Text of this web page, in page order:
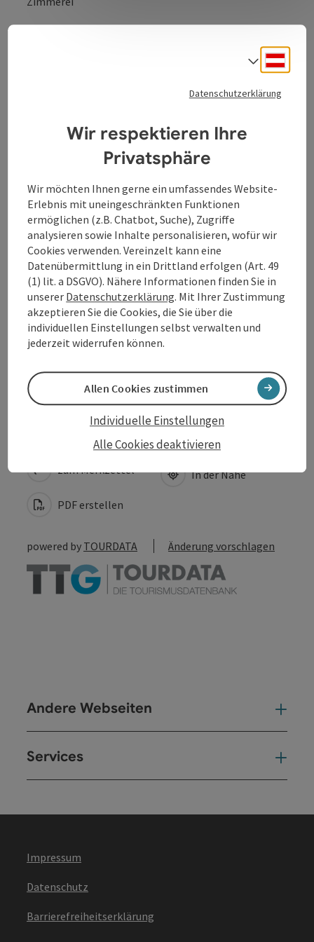
Öffnungszeiten
Ausstattung
Preise
Eignung
Barrierefreiheit
zum Merkzettel
PDF erstellen
Beitrag drucken
In der Nähe
powered by TOURDATA Änderung vorschlagen
Andere Webseiten
Services
Impressum
Datenschutz
Barrierefreiheitserklärung
Datenschutzerklärung
Wir respektieren Ihre
Privatsphäre
Wir möchten Ihnen gerne ein umfassendes Website-
Erlebnis mit uneingeschränkten Funktionen
ermöglichen (z.B. Chatbot, Suche), Zugriffe
analysieren sowie Inhalte personalisieren, wofür wir
Cookies verwenden. Vereinzelt kann eine
Datenübermittlung in ein Drittland erfolgen (Art. 49
(1) lit. a DSGVO). Nähere Informationen finden Sie in
unserer Datenschutzerklärung. Mit Ihrer Zustimmung
akzeptieren Sie die Cookies, die Sie über die
individuellen Einstellungen selbst verwalten und
jederzeit widerrufen können.
Alle Cookies deaktivieren
Individuelle Einstellungen
Allen Cookies zustimmen